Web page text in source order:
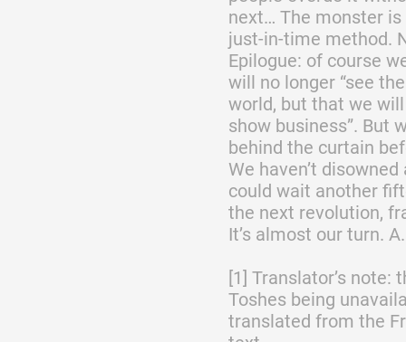
next… The monster
just-in-time method.
Epilogue: of course
will no longer “see
world, but that we
show business”. But
behind the curtain
We haven’t
could wait another
the next revolution,
It’s almost our turn.
[1] Translator’s
Toshes being
translated from the